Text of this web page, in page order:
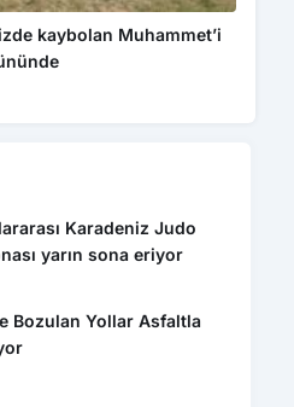
kaybolan Muhammet’i
Karadeniz Judo
yarın sona eriyor
Bozulan Yollar Asfaltla